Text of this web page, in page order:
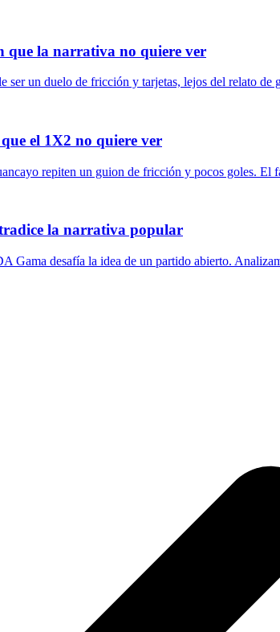
que la narrativa no quiere ver
ser un duelo de fricción y tarjetas, lejos del relato
el 1X2 no quiere ver
repiten un guion de fricción y pocos goles. El
la narrativa popular
Gama desafía la idea de un partido abierto.